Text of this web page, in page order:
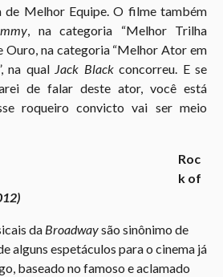
de Melhor Equipe. O filme também
, na categoria “Melhor Trilha
Ouro, na categoria “Melhor Ator em
na qual Jack Blackconcorreu. E se
de falar deste ator, você está
roqueiro convicto vai ser meio
Roc
k of
da Broadwaysão sinônimo de
alguns espetáculos para o cinema já
baseado no famoso e aclamado